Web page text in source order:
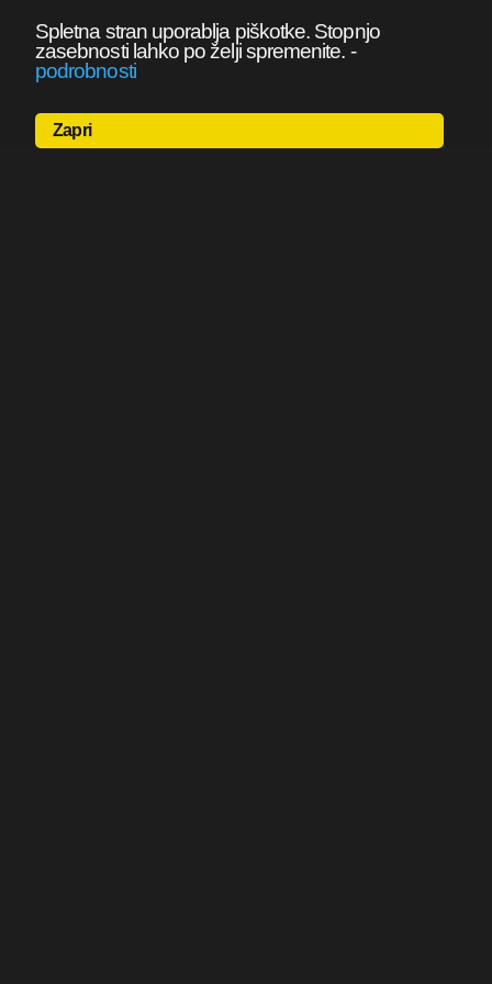
Spletna stran uporablja piškotke. Stopnjo
zasebnosti lahko po želji spremenite. -
podrobnosti
Zapri